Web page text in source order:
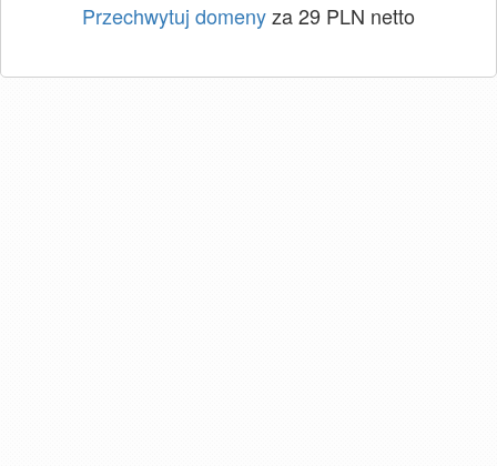
Przechwytuj domenyza 29 PLN netto